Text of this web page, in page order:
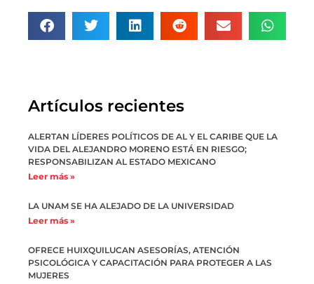
Artículos recientes
ALERTAN LÍDERES POLÍTICOS DE AL Y EL CARIBE QUE LA
VIDA DEL ALEJANDRO MORENO ESTÁ EN RIESGO;
RESPONSABILIZAN AL ESTADO MEXICANO
Leer más »
LA UNAM SE HA ALEJADO DE LA UNIVERSIDAD
Leer más »
OFRECE HUIXQUILUCAN ASESORÍAS, ATENCIÓN
PSICOLÓGICA Y CAPACITACIÓN PARA PROTEGER A LAS
MUJERES